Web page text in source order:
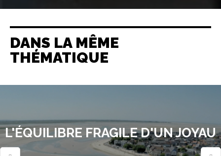
DANS LA MÊME
THÉMATIQUE
L'ÉQUILIBRE FRAGILE D'UN JOYAU